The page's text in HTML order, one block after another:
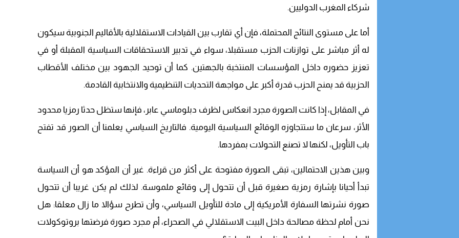
شركاء المغرب الدوليين.
أما على مستوى النتائج المحتملة، فإن أي تقارب بين القيادات الاستقلالية بالأقاليم الجنوبية سيكون
له أثر مباشر على توازنات الحزب مستقبلا، سواء في تدبير الاستحقاقات السياسية المقبلة أو في
تعزيز حضوره داخل المؤسسات المنتخبة بالجهتين. كما أن توحيد الجهود بين مختلف الأقطاب
الحزبية قد يمنح الحزب قدرة أكبر على مواجهة التحديات التنظيمية والانتخابية القادمة.
في المقابل، إذا كانت الصورة مجرد انعكاس لظرف دبلوماسي عابر، فإنها ستظل حدثا رمزيا محدود
الأثر، سرعان ما ستتجاوزه الوقائع السياسية اليومية. فالتاريخ السياسي يعلمنا أن الصور قد تفتح
باب التأويل، لكنها لا تصنع التحولات بمفردها.
وبين هذين الاحتمالين، تبقى الصورة مفتوحة على أكثر من قراءة. غير أن المؤكد هو أن السياسة
تبدأ أحيانا بإشارة رمزية صغيرة قبل أن تتحول إلى وقائع ملموسة. لذلك لم يكن غريبا أن تتحول
صورة نشرتها السفارة الأمريكية إلى مادة للتأويل السياسي، وأن تطرح سؤالا ما زال معلقا: هل
نحن أمام لحظة مصالحة داخل البيت الاستقلالي في الصحراء، أم مجرد صورة فرضتها بروتوكولات